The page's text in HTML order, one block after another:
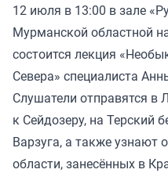
12 июля в 13:00 в зале
Мурманской областной
состоится лекция
Севера» специалиста
Слушатели отправятся в
к Сейдозеру, на Терский
Варзуга, а также узнают
области, занесённых в